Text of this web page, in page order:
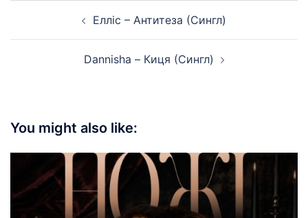
navigationЕлліс – Антитеза (Сингл)
Dannisha – Киця (Сингл)
You might also like: